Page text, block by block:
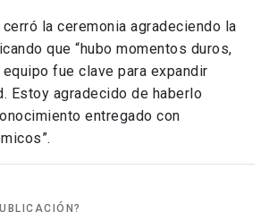
la ceremonia agradeciendo la
que “hubo momentos duros,
fue clave para expandir
Estoy agradecido de haberlo
entregado con